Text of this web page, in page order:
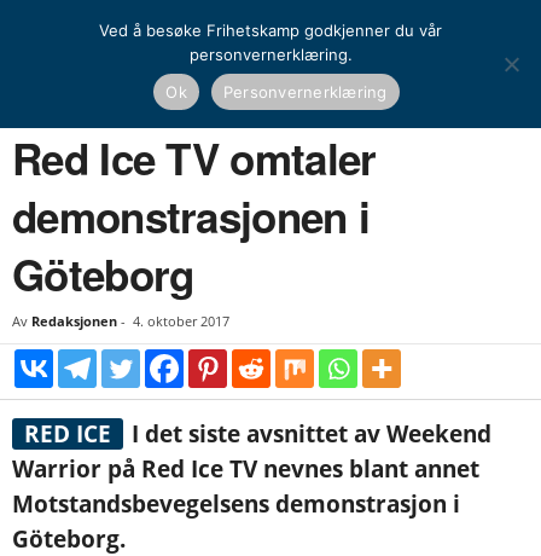
Globalt Red Ice TV omtaler demonstrasjonen i Göteborg
Red Ice TV omtaler
demonstrasjonen i
Göteborg
Av Redaksjonen - 4. oktober 2017
RED ICE
I det siste avsnittet av Weekend
Warrior på Red Ice TV nevnes blant annet
Motstandsbevegelsens demonstrasjon i
Göteborg.
Ved å besøke Frihetskamp godkjenner du vår
personvernerklæring.
Ok
Personvernerklæring